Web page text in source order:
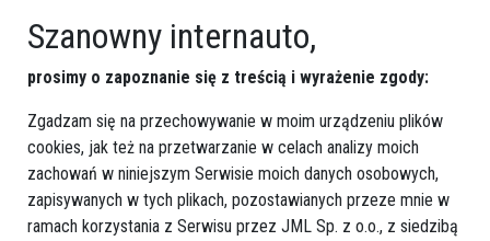
finał teatralnej wiosny w Ostrołęce [WIDEO,
ZDJĘCIA]
Szanowny internauto,
prosimy o zapoznanie się z treścią i wyrażenie zgody:
Zgadzam się na przechowywanie w moim urządzeniu plików
cookies, jak też na przetwarzanie w celach analizy moich
zachowań w niniejszym Serwisie moich danych osobowych,
zapisywanych w tych plikach, pozostawianych przeze mnie w
ramach korzystania z Serwisu przez JML Sp. z o.o., z siedzibą